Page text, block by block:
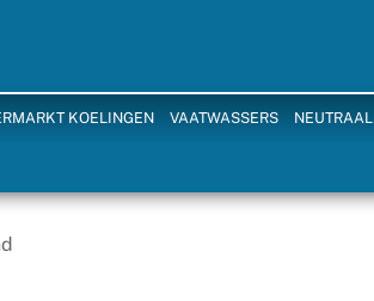
KOELINGEN VAATWASSERS NEUTRAAL